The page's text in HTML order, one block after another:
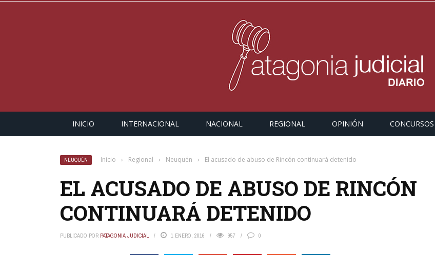
INICIO INTERNACIONAL NACIONAL REGIONAL OPINIÓN CONCURSOS
NEUQUÉN Inicio › Regional › Neuquén › El acusado de abuso de Rincón continuará detenido
EL ACUSADO DE ABUSO DE RINCÓN
CONTINUARÁ DETENIDO
PUBLICADO POR PATAGONIA JUDICIAL 1 ENERO, 2016 957 0